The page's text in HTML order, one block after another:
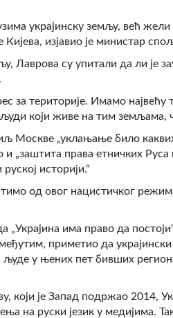
украјинску земљу, већ
изјавио је министар
Лаврова су упитали да ли је
за територије. Имамо највећу
који живе на тим земљама,
Москве „уклањање било
и „заштита права етничких Руса
историји.“
од овог нацистичког
„Украјина има право да постоји“
приметио да
људе у њених пет бивших
који је Запад подржао 2014,
на руски језик у медијима.